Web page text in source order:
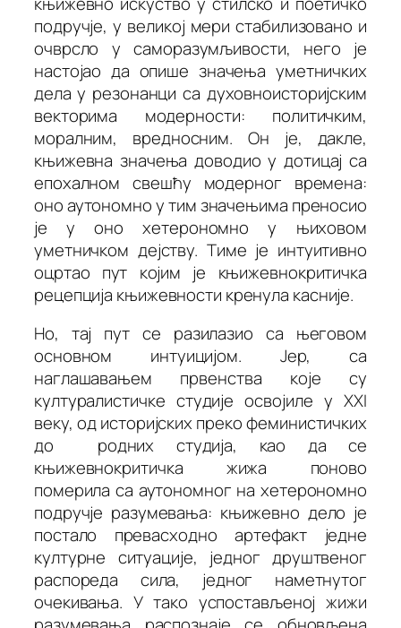
подручје, у великој мери стабилизовано и
очврсло у саморазумљивости, него је
настојао да опише значења уметничких
дела у резонанци са духовноисторијским
векторима модерности: политичким,
моралним, вредносним. Он је, дакле,
књижевна значења доводио у дотицај са
епохалном свешћу модерног времена:
оно аутономно у тим значењима преносио
је у оно хетерономно у њиховом
уметничком дејству. Тиме је интуитивно
оцртао пут којим је књижевнокритичка
рецепција књижевности кренула касније.
Но, тај пут се разилазио са његовом
основном интуицијом. Јер, са
наглашавањем првенства које су
културалистичке студије освојиле у XXI
веку, од историјских преко феминистичких
до родних студија, као да се
књижевнокритичка жижа поново
померила са аутономног на хетерономно
подручје разумевања: књижевно дело је
постало превасходно артефакт једне
културне ситуације, једног друштвеног
распореда сила, једног наметнутог
очекивања. У тако успостављеној жижи